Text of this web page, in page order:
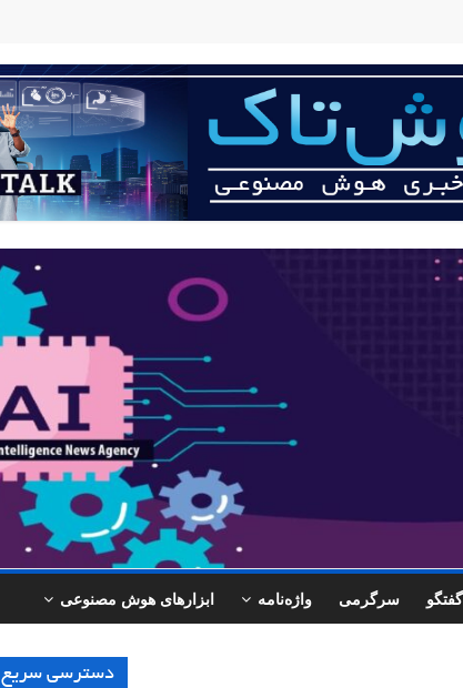
گفتگو سرگرمی واژه‌نامه ابزارهای هوش مصنوعی
دسترسی سریع